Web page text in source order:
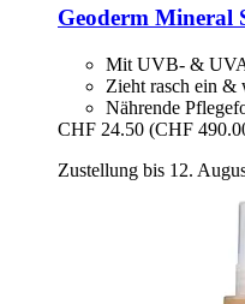
Geoderm Mineral
Mit UVB- &
Zieht rasch ein &
Nährende
CHF 24.50 (CHF
Zustellung bis 12.